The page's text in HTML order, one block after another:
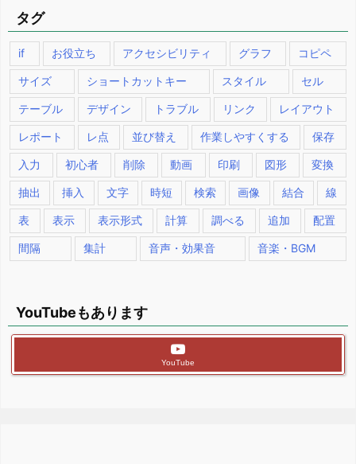
タグ
if お役立ち アクセシビリティ グラフ コピペ
サイズ ショートカットキー スタイル セル
テーブル デザイン トラブル リンク レイアウト
レポート レ点 並び替え 作業しやすくする 保存
入力 初心者 削除 動画 印刷 図形 変換
抽出 挿入 文字 時短 検索 画像 結合 線
表 表示 表示形式 計算 調べる 追加 配置
間隔 集計 音声・効果音 音楽・BGM
YouTubeもあります
YouTube